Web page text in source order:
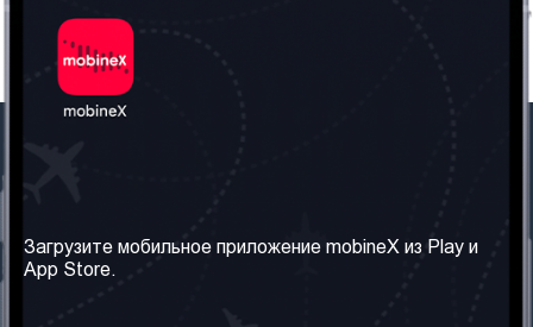
Наши сервисы
Правила и Условия
Загрузите мобильное приложение mobineX из Play и
App Store.